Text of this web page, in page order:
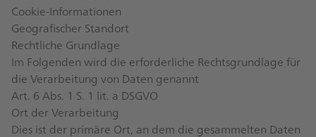
Cookie-Informationen
Geografischer Standort
Rechtliche Grundlage
Im Folgenden wird die erforderliche Rechtsgrundlage für
die Verarbeitung von Daten genannt
Art. 6 Abs. 1 S. 1 lit. a DSGVO
Ort der Verarbeitung
Dies ist der primäre Ort, an dem die gesammelten Daten